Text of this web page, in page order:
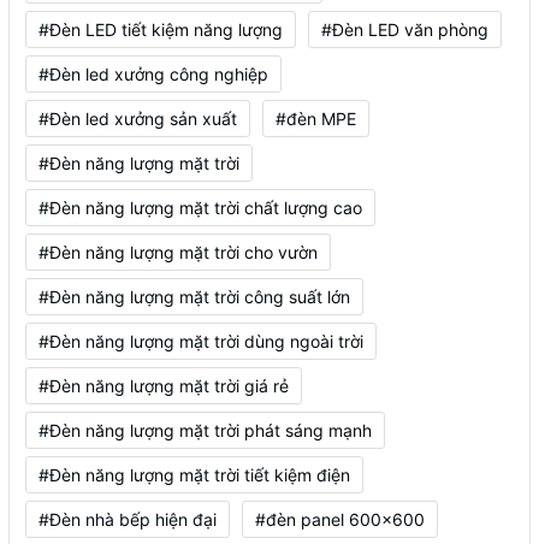
#Đèn LED tiết kiệm năng lượng #Đèn LED văn phòng
#Đèn led xưởng công nghiệp
#Đèn led xưởng sản xuất #đèn MPE
#Đèn năng lượng mặt trời
#Đèn năng lượng mặt trời chất lượng cao
#Đèn năng lượng mặt trời cho vườn
#Đèn năng lượng mặt trời công suất lớn
#Đèn năng lượng mặt trời dùng ngoài trời
#Đèn năng lượng mặt trời giá rẻ
#Đèn năng lượng mặt trời phát sáng mạnh
#Đèn năng lượng mặt trời tiết kiệm điện
#Đèn nhà bếp hiện đại #đèn panel 600x600